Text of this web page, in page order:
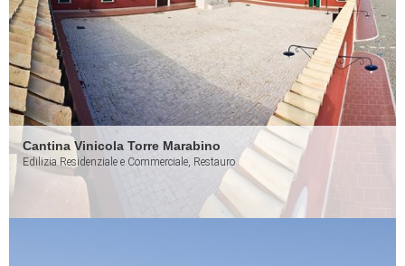
Cantina Vinicola Torre Marabino
Edilizia Residenziale e Commerciale, Restauro